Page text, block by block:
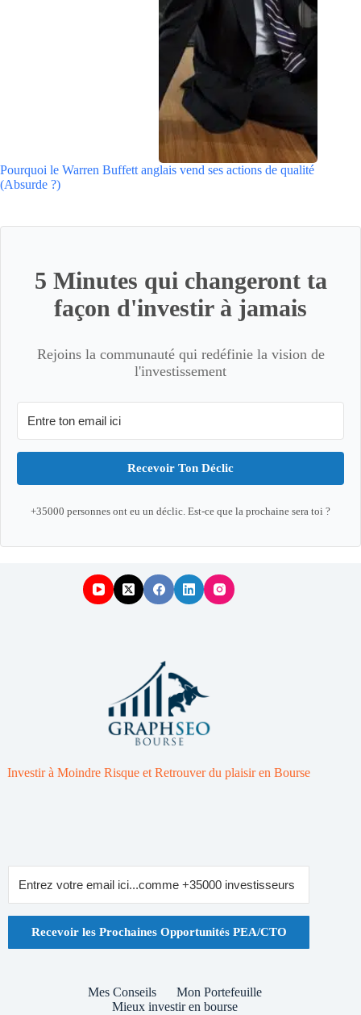
Pourquoi le Warren Buffett anglais vend ses actions de qualité
(Absurde ?)
5 Minutes qui changeront ta
façon d'investir à jamais
Rejoins la communauté qui redéfinie la vision de
l'investissement
Recevoir Ton Déclic
+35000 personnes ont eu un déclic. Est-ce que la prochaine sera toi ?
Investir à Moindre Risque et Retrouver du plaisir en Bourse
Recevoir les Prochaines Opportunités PEA/CTO
Mes Conseils
Mon Portefeuille
Mieux investir en bourse